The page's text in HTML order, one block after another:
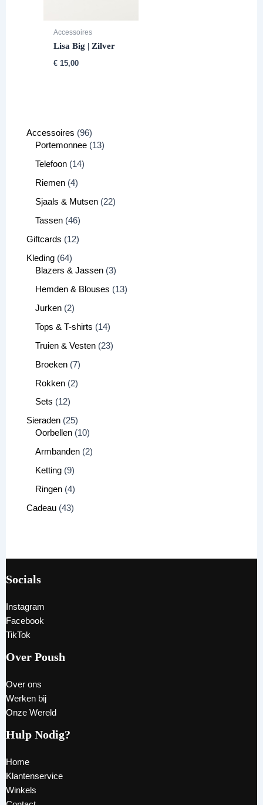
Accessoires
96
Portemonnee
13
Telefoon
14
Riemen 4
Sjaals & Mutsen
22
Tassen 46
Giftcards
12
Kleding 64
Blazers & Jassen 3
Hemden & Blouses
13
Jurken
2
Tops & T-shirts
14
Truien & Vesten
23
Broeken 7
Rokken
2
Sets
12
Sieraden 25
Oorbellen
10
Armbanden 2
Ketting 9
Ringen 4
Cadeau 43
Accessoires
Lisa Big | Zilver
€ 15,00
Socials
Instagram
Facebook
TikTok
Over Poush
Over ons
Werken bij
Onze Wereld
Hulp Nodig?
Home
Klantenservice
Winkels